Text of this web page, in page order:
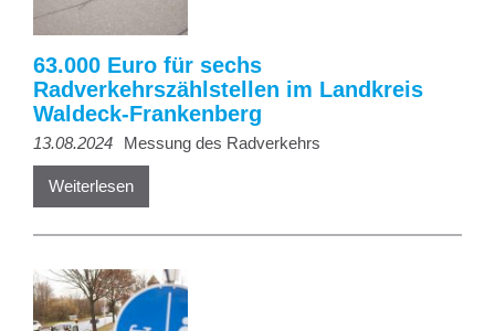
63.000 Euro für sechs
Radverkehrszählstellen im Landkreis
Waldeck-Frankenberg
13.08.2024 Messung des Radverkehrs
Weiterlesen